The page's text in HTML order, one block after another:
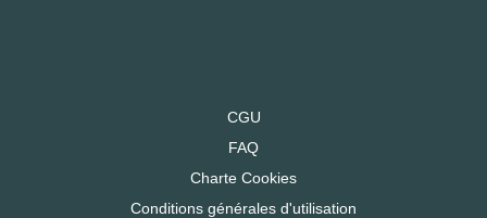
CGU
FAQ
Charte Cookies
Conditions générales d'utilisation